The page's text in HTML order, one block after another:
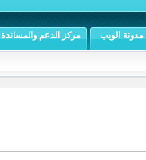
مدونة الويب مركز الدعم والمساندة